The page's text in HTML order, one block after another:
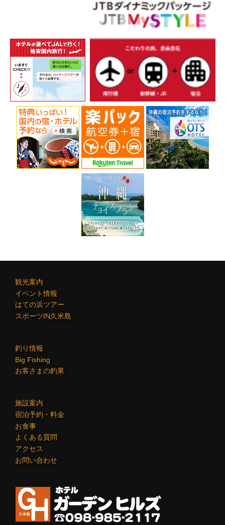
ー
シ
ョ
観光案内
イベント情報
はての浜ツアー
スポーツIN久米島
釣り情報
Big Fishing
お客さまの釣果
施設案内
宿泊予約・料金
お食事
よくある質問
アクセス
お問い合わせ